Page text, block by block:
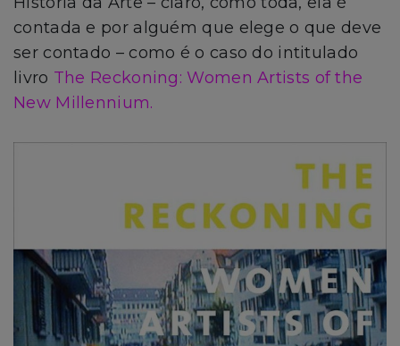
contada e por alguém que elege o que deve
ser contado – como é o caso do intitulado
livro The Reckoning: Women Artists of the
New Millennium.